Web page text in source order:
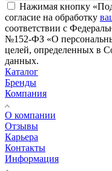
Нажимая кнопку
согласие на обработку
соответствии с
№152-ФЗ «О
целей, определенных в
данных.
Каталог
Бренды
Компания
О компании
Отзывы
Карьера
Контакты
Информация